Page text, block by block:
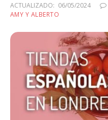
ACTUALIZADO: 06/05/2024
AMY Y ALBERTO